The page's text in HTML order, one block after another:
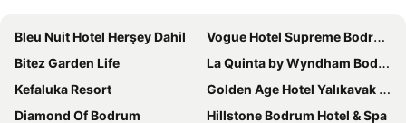
Bleu Nuit Hotel Herşey Dahil
Vogue Hotel Supreme Bodrum
Bitez Garden Life
La Quinta by Wyndham Bodrum
Kefaluka Resort
Golden Age Hotel Yalıkavak Bodrum
Diamond Of Bodrum
Hillstone Bodrum Hotel & Spa